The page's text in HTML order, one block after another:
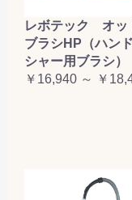
レボテック オッ
ブラシHP（ハン
シャー用ブラシ）
￥16,940 ～ ￥